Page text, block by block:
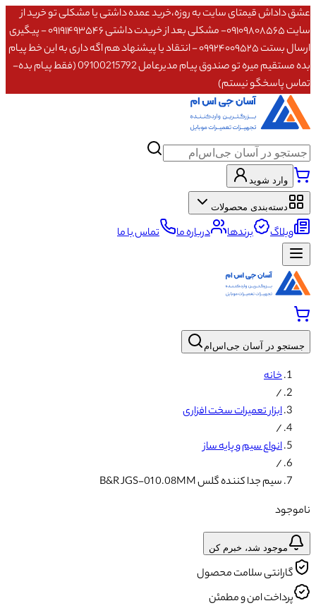
عشق داداش قیمتای سایت به روزه،خرید عمده داشتی یا مشکلی تو خرید از
سایت ۰۹۱۰۹۸۰۸۵۶۵- مشکلی بعد از خریدت داشتی ۰۹۱۹۱۴۹۳۵۴۶ - پیگیری
ارسال بستت ۰۹۹۲۴۰۰۹۵۲۵ - انتقاد یا پیشنهاد هم اگه داری به این خط پیام
بده مستقیم میره تو صندوق پیام مدیرعامل 09100215792 (فقط پیام بده-
تماس پاسخگو نیستم)
وارد شوید
دسته‌بندی محصولات
وبلاگ برندها درباره ما تماس با ما
جستجو در آسان جی‌اس‌ام
خانه
/
ابزار تعمیرات سخت افزاری
/
انواع سیم و پایه ساز
/
سیم جدا کننده گلس B&R JGS-01 0.08MM
ناموجود
موجود شد، خبرم کن
گارانتی سلامت محصول
پرداخت امن و مطمئن